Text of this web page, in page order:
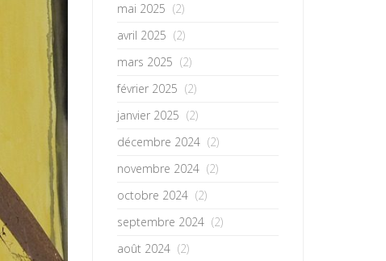
mai 2025 (2)
avril 2025 (2)
mars 2025 (2)
février 2025 (2)
janvier 2025 (2)
décembre 2024 (2)
novembre 2024 (2)
octobre 2024 (2)
septembre 2024 (2)
août 2024 (2)